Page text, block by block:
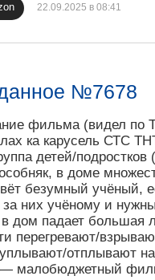
22.09.2025 в 08:41
№7678
фильма (видел по
ка карусель СТС
детей/
в доме
безумный учёный,
них учёному и
дом падает большая
перегревают/
отплывают
малобюджетный